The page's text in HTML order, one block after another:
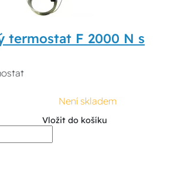
termostat F 2000 N s
Není skladem
Vložit do košíku